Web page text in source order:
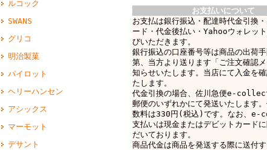
ルコック
SWANS
グリコ
明治製菓
パイロット
ヘリーハンセン
アシックス
マーモット
デサント
お支払いについて
お支払は銀行振込・配達時代金引換
ード・代金後払い・Yahooウォレッ
びいただきます。
銀行振込の口座番号等は商品の出荷
第、当方より送ります「ご注文確認
知らせいたします。当店にて入金を
たします。
代金引換の場合、佐川急便e-
郵便のいずれかにて発送いたします
数料は330円(税込)です。なお、
支払いは現金またはデビットカード
だいております。
商品代金は商品を発送する際に送付